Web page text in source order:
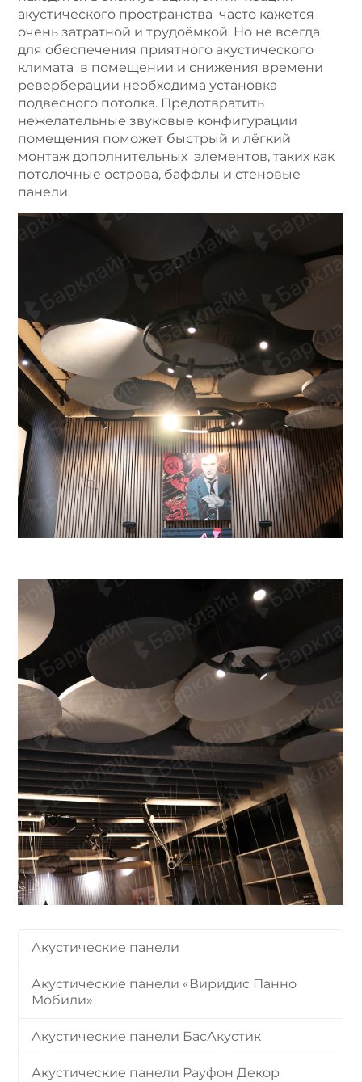
Акустические панели
Акустические панели «Виридис Панно
Мобили»
Акустические панели БасАкустик
Акустические панели Рауфон Декор
акустического пространства часто кажется
очень затратной и трудоёмкой. Но не всегда
для обеспечения приятного акустического
климата в помещении и снижения времени
реверберации необходима установка
подвесного потолка. Предотвратить
нежелательные звуковые конфигурации
помещения поможет быстрый и лёгкий
монтаж дополнительных элементов, таких как
потолочные острова, баффлы и стеновые
панели.